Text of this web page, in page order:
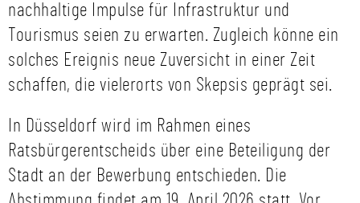
nachhaltige Impulse für Infrastruktur und
Tourismus seien zu erwarten. Zugleich könne ein
solches Ereignis neue Zuversicht in einer Zeit
schaffen, die vielerorts von Skepsis geprägt sei.
In Düsseldorf wird im Rahmen eines
Ratsbürgerentscheids über eine Beteiligung der
Stadt an der Bewerbung entschieden. Die